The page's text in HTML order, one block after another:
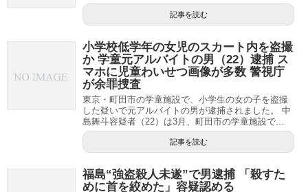
記事を読む
小学校低学年の女児のスカート内を盗撮
か 学童元アルバイトの男（22）逮捕 ス
マホに児童わいせつ画像が多数 警視庁
が余罪捜査
東京・町田市の学童施設で、小学生の女の子を盗撮
した疑いで元アルバイトの男が逮捕されました。 中
島舞斗容疑者（22）は3月、町田市の学童施設で...
記事を読む
福島“強盗殺人未遂”で男逮捕 「殺すた
めに首を絞めた」容疑認める